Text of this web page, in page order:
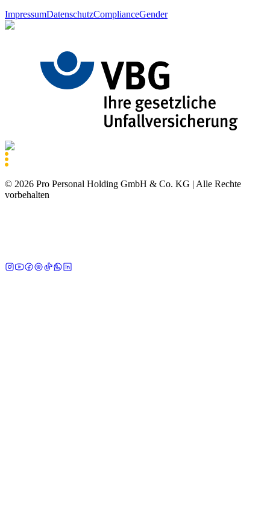
ImpressumDatenschutzComplianceGender
© 2026 Pro Personal Holding GmbH & Co. KG | Alle Rechte
vorbehalten